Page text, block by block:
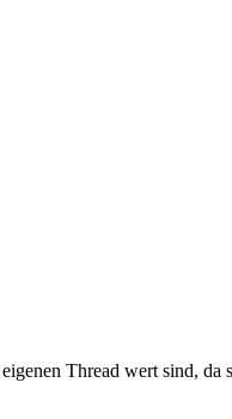
Thread wert sind,